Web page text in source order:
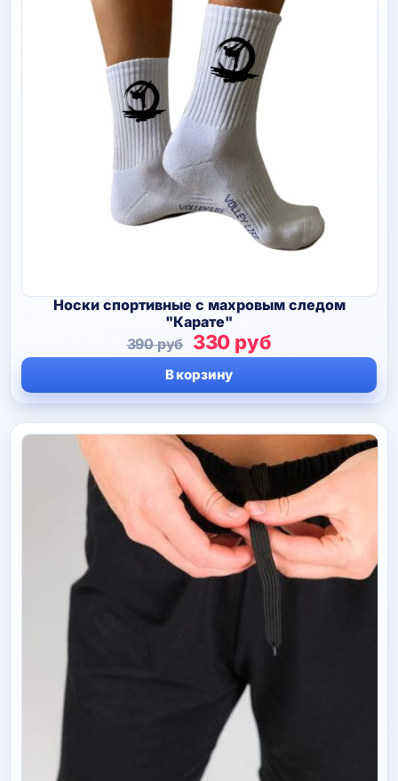
Носки спортивные с махровым следом
"Карате"
390руб Первоначальная
цена
составляла
390 руб.
330 рубТекущая
цена:
330 руб.
В корзину